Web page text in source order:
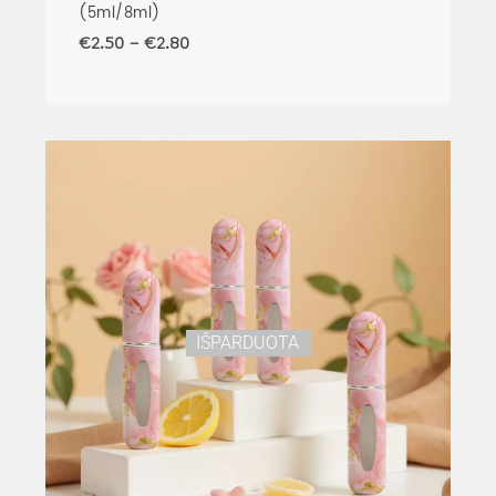
(5ml/8ml)
€2.50 – €2.80
IŠPARDUOTA